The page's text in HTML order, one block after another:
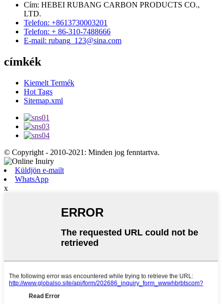
Cím: HEBEI RUBANG CARBON PRODUCTS CO.,
LTD.
Telefon: +8613730003201
Telefon: + 86-310-7488666
E-mail: rubang_123@sina.com
címkék
Kiemelt Termék
Hot Tags
Sitemap.xml
© Copyright - 2010-2021: Minden jog fenntartva.
Küldjön e-mailt
WhatsApp
x